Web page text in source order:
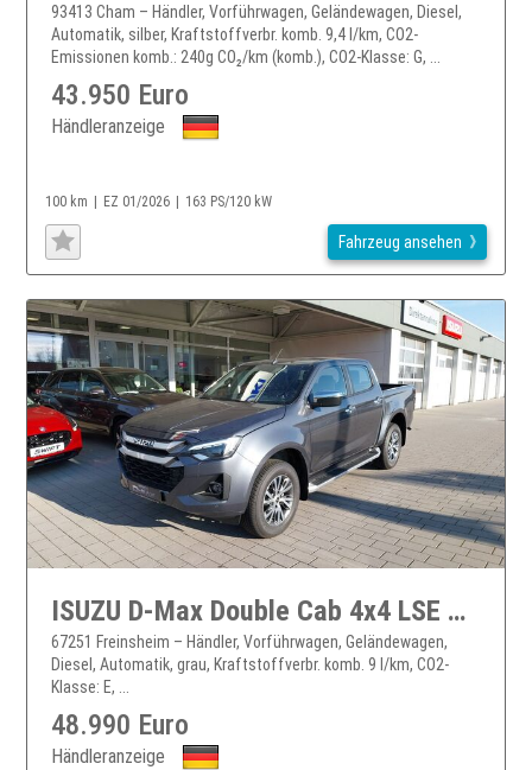
93413 Cham – Händler, Vorführwagen, Geländewagen, Diesel,
Automatik, silber, Kraftstoffverbr. komb. 9,4 l/km, CO2-
Emissionen komb.: 240g CO₂/km (komb.), CO2-Klasse: G, ...
43.950 Euro
Händleranzeige
100 km EZ 01/2026 163 PS/120 kW
Fahrzeug ansehen
ISUZU D-Max Double Cab 4x4 LSE A/T Facelift 2025
67251 Freinsheim – Händler, Vorführwagen, Geländewagen,
Diesel, Automatik, grau, Kraftstoffverbr. komb. 9 l/km, CO2-
Klasse: E, ...
48.990 Euro
Händleranzeige